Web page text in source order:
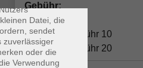
Gebühr:
Grundgebühr
freiwillige Gebühr 10
freiwillige Gebühr 20
Datei, die
sendet
zuverlässiger
oder die
Verwendung